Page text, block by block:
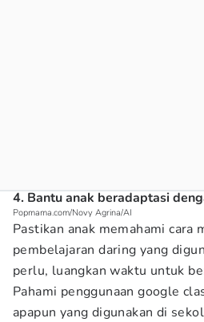
4. Bantu anak beradaptasi
Popmama.com/Novy Agrina/AI
Pastikan anak memahami cara
pembelajaran daring yang
perlu, luangkan waktu untuk
Pahami penggunaan google
apapun yang digunakan di